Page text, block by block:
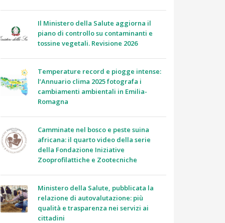
Il Ministero della Salute aggiorna il
piano di controllo su contaminanti e
tossine vegetali. Revisione 2026
Temperature record e piogge intense:
l’Annuario clima 2025 fotografa i
cambiamenti ambientali in Emilia-
Romagna
Camminate nel bosco e peste suina
africana: il quarto video della serie
della Fondazione Iniziative
Zooprofilattiche e Zootecniche
Ministero della Salute, pubblicata la
relazione di autovalutazione: più
qualità e trasparenza nei servizi ai
cittadini